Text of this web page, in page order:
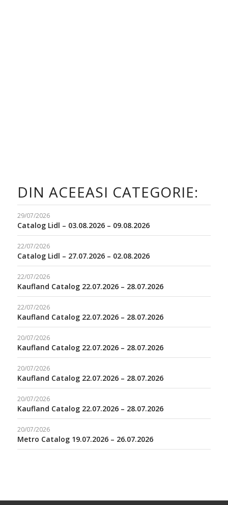
DIN ACEEASI CATEGORIE:
29/07/2026
Catalog Lidl – 03.08.2026 – 09.08.2026
22/07/2026
Catalog Lidl – 27.07.2026 – 02.08.2026
22/07/2026
Kaufland Catalog 22.07.2026 – 28.07.2026
22/07/2026
Kaufland Catalog 22.07.2026 – 28.07.2026
20/07/2026
Kaufland Catalog 22.07.2026 – 28.07.2026
20/07/2026
Kaufland Catalog 22.07.2026 – 28.07.2026
20/07/2026
Kaufland Catalog 22.07.2026 – 28.07.2026
20/07/2026
Metro Catalog 19.07.2026 – 26.07.2026